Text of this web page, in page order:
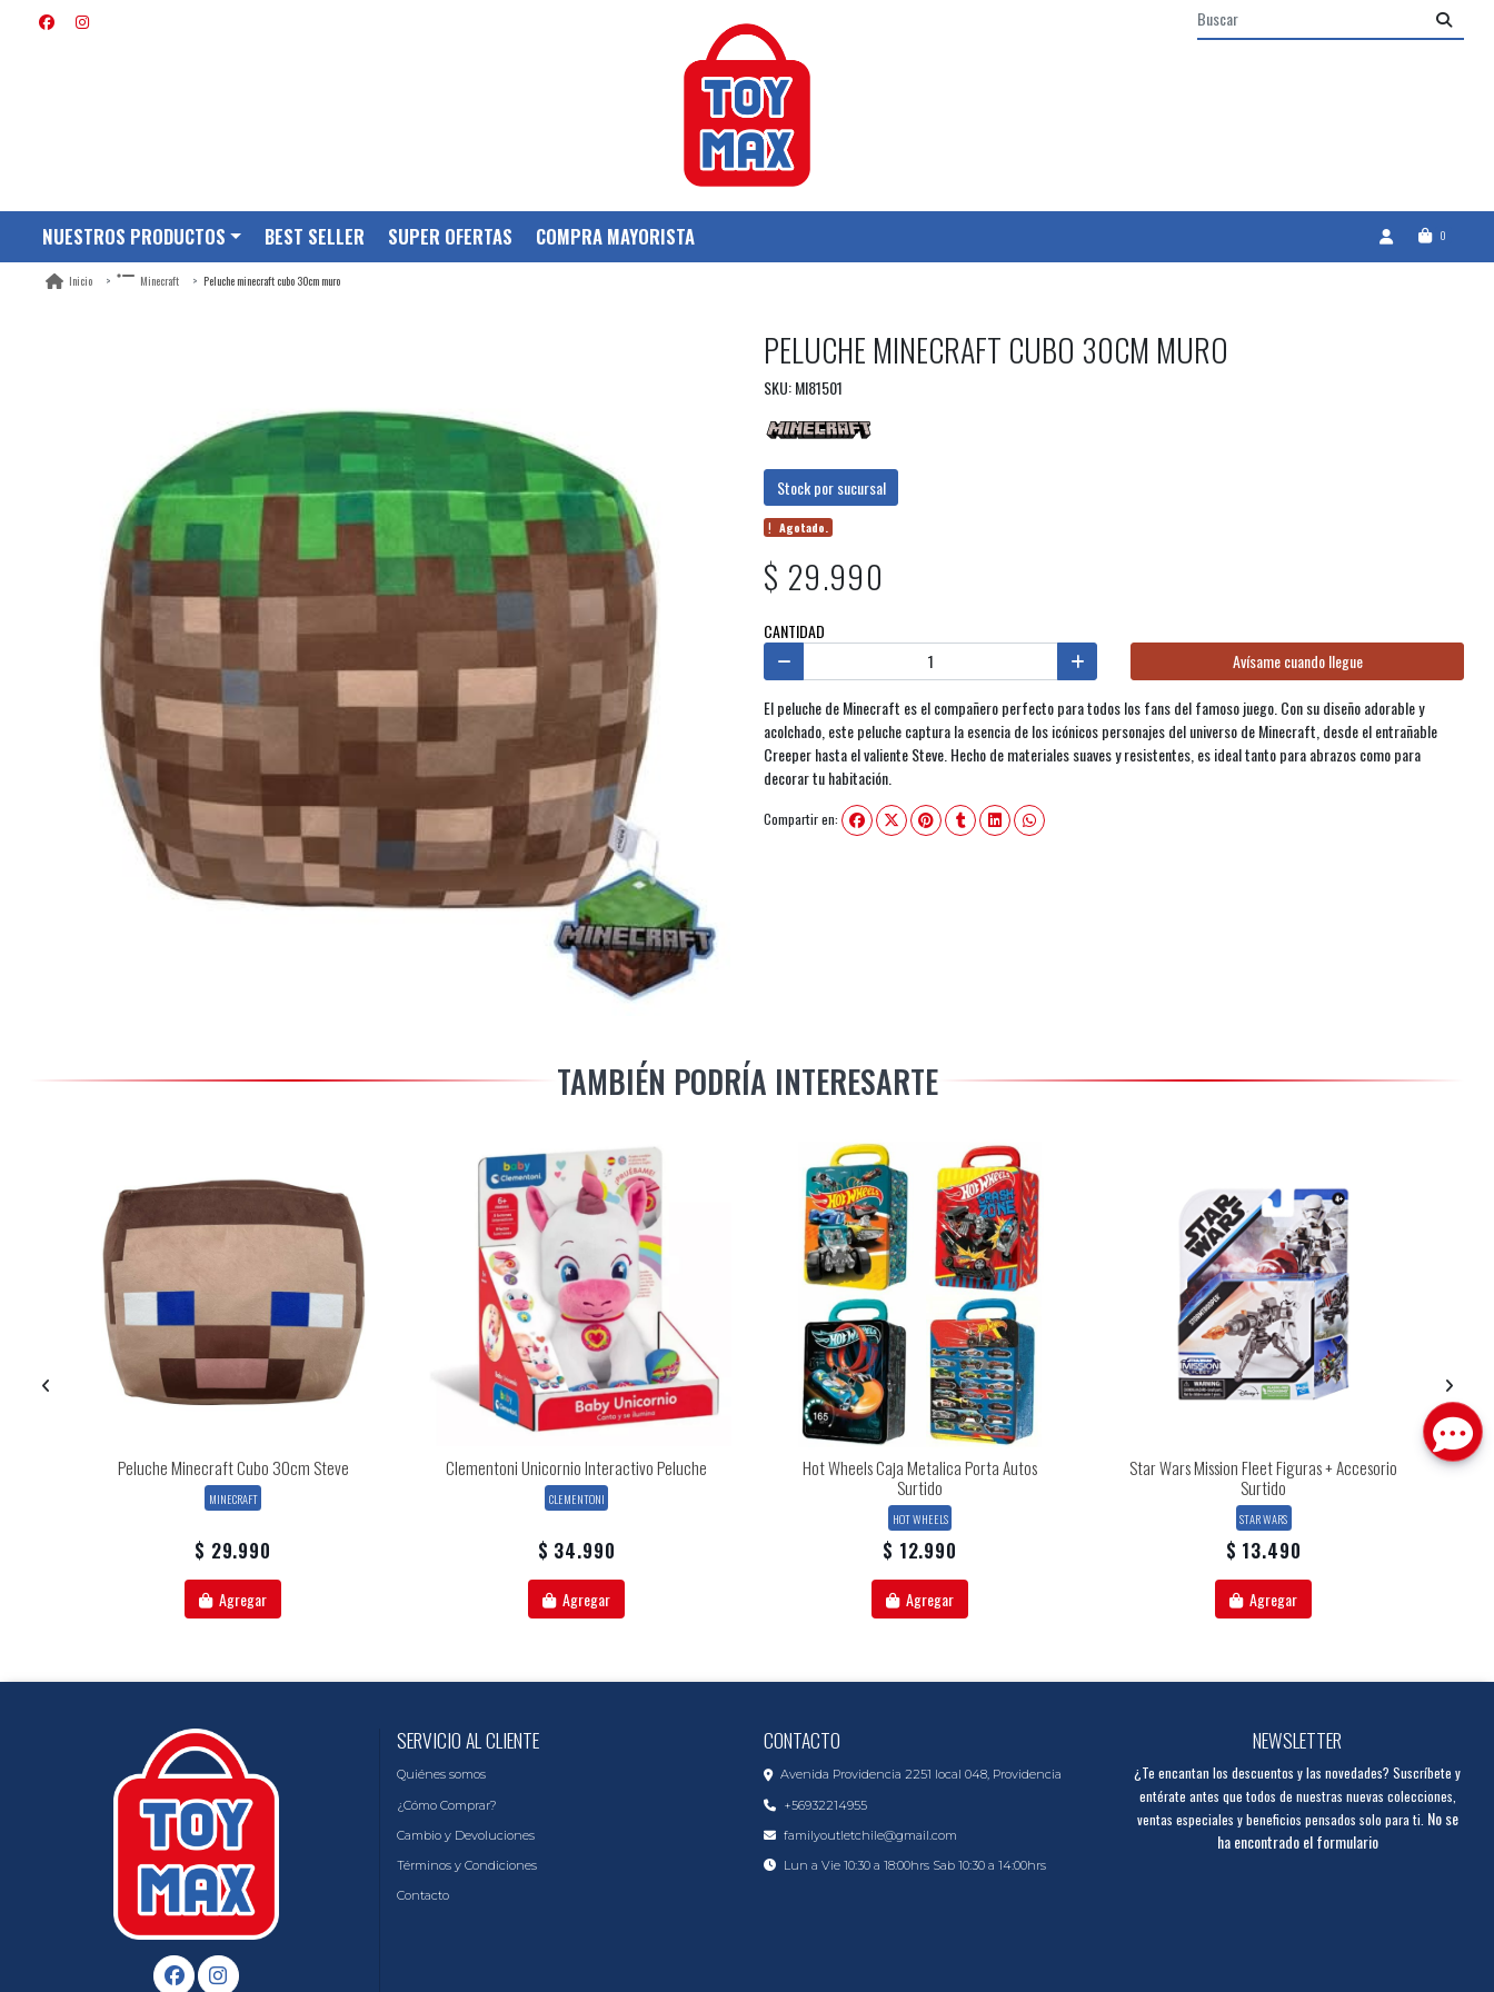
NUESTROS PRODUCTOS BEST SELLER SUPER OFERTAS COMPRA MAYORISTA 0
Inicio Minecraft Peluche minecraft cubo 30cm muro
PELUCHE MINECRAFT CUBO 30CM MURO
SKU: MI81501
Stock por sucursal
Agotado.
$ 29.990
CANTIDAD
Avísame cuando llegue
El peluche de Minecraft es el compañero perfecto para todos los fans del famoso juego. Con su diseño adorable y
acolchado, este peluche captura la esencia de los icónicos personajes del universo de Minecraft, desde el entrañable
Creeper hasta el valiente Steve. Hecho de materiales suaves y resistentes, es ideal tanto para abrazos como para
decorar tu habitación.
Compartir en:
TAMBIÉN PODRÍA INTERESARTE
Peluche Minecraft Cubo 30cm Steve
MINECRAFT
$ 29.990
Agregar
Clementoni Unicornio Interactivo Peluche
CLEMENTONI
$ 34.990
Agregar
Hot Wheels Caja Metalica Porta Autos
Surtido
HOT WHEELS
$ 12.990
Agregar
Star Wars Mission Fleet Figuras + Accesorio
Surtido
STAR WARS
$ 13.490
Agregar
SERVICIO AL CLIENTE
Quiénes somos
¿Cómo Comprar?
Cambio y Devoluciones
Términos y Condiciones
Contacto
CONTACTO
Avenida Providencia 2251 local 048, Providencia
+56932214955
familyoutletchile@gmail.com
Lun a Vie 10:30 a 18:00hrs Sab 10:30 a 14:00hrs
NEWSLETTER
¿Te encantan los descuentos y las novedades? Suscríbete y
entérate antes que todos de nuestras nuevas colecciones,
ventas especiales y beneficios pensados solo para ti. No se
ha encontrado el formulario